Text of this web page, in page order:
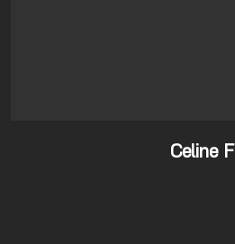
Celine F